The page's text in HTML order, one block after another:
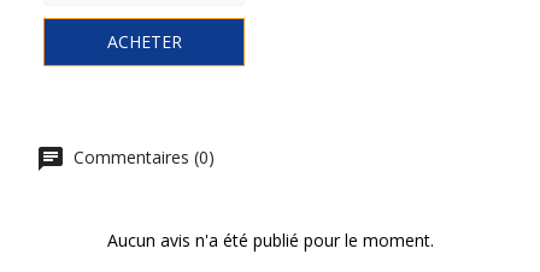
ACHETER
Commentaires (0)
Aucun avis n'a été publié pour le moment.